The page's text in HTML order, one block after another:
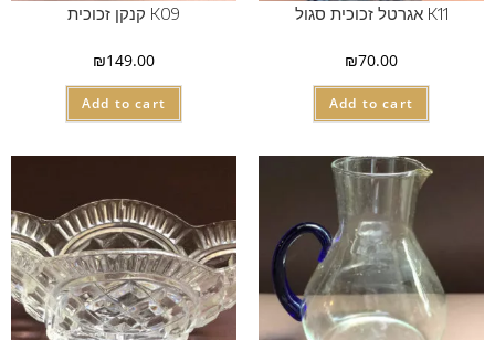
K11 אגרטל זכוכית סגול
₪70.00
Add to cart
K09 קנקן זכוכית
₪149.00
Add to cart